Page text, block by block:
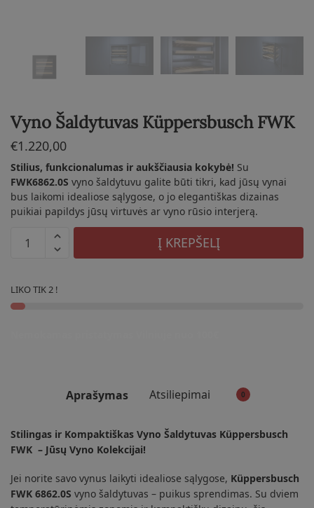
Vyno Šaldytuvas Küppersbusch FWK
€1.220,00
Stilius, funkcionalumas ir aukščiausia kokybė! Su
FWK6862.0S vyno šaldytuvu galite būti tikri, kad jūsų vynai
bus laikomi idealiose sąlygose, o jo elegantiškas dizainas
puikiai papildys jūsų virtuvės ar vyno rūsio interjerą.
produkto
kiekis:
Šaldytuvas
Küppersbusch
Į KREPŠELĮ
LIKO TIK 2 !
Aprašymas Atsiliepimai 0
Stilingas ir Kompaktiškas Vyno Šaldytuvas Küppersbusch
FWK – Jūsų Vyno Kolekcijai!
Jei norite savo vynus laikyti idealiose sąlygose, Küppersbusch
FWK 6862.0S vyno šaldytuvas – puikus sprendimas. Su dviem